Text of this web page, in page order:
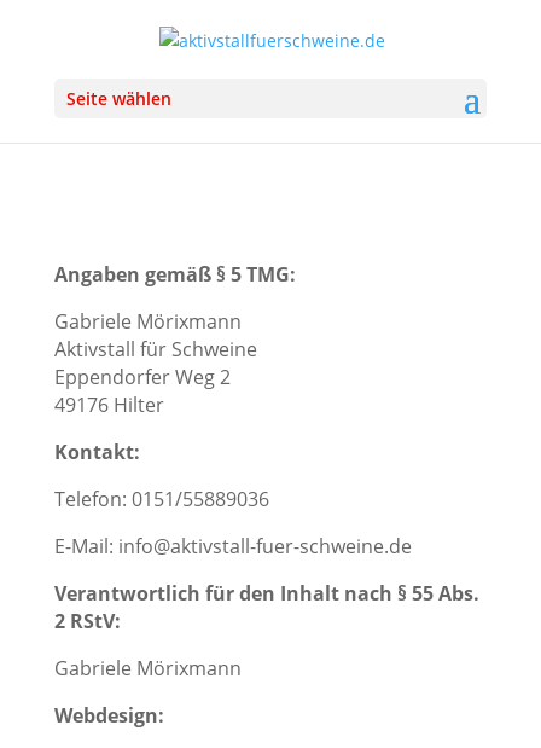
Seite wählen
Angaben gemäß § 5 TMG:
Gabriele Mörixmann
Aktivstall für Schweine
Eppendorfer Weg 2
49176 Hilter
Kontakt:
Telefon: 0151/55889036
E-Mail: info@aktivstall-fuer-schweine.de
Verantwortlich für den Inhalt nach § 55 Abs.
2 RStV:
Gabriele Mörixmann
Webdesign: